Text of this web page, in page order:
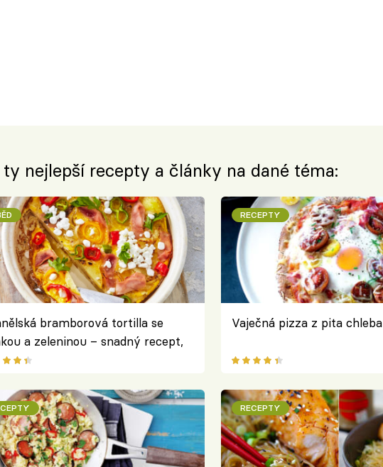
nejlepší recepty a články na dané téma:
bramborová tortilla se
a zeleninou – snadný recept,
si přizpůsobíte podle sebe
RECEPTY
Vaječná pizza z pita chleba
RECEPTY